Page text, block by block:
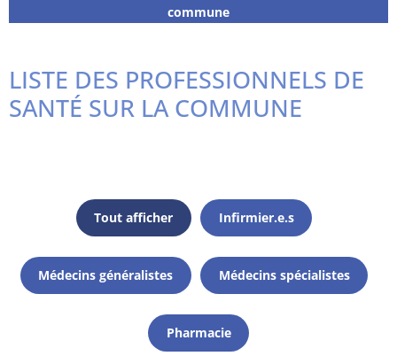
commune
LISTE DES PROFESSIONNELS DE
SANTÉ SUR LA COMMUNE
Tout afficher Infirmier.e.s
Médecins généralistes Médecins spécialistes
Pharmacie